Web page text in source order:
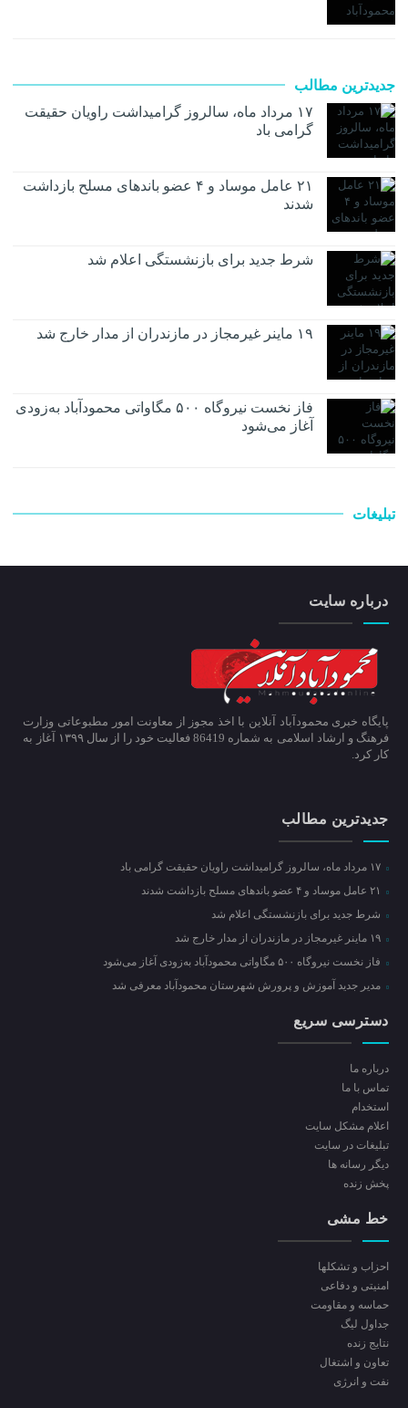
جدیدترین مطالب
۱۷ مرداد ماه، سالروز گرامیداشت راویان حقیقت
گرامی باد
۲۱ عامل موساد و ۴ عضو باند‌های مسلح بازداشت
شدند
شرط جدید برای بازنشستگی اعلام شد
۱۹ ماینر غیرمجاز در مازندران از مدار خارج شد
فاز نخست نیروگاه ۵۰۰ مگاواتی محمودآباد به‌زودی
آغاز می‌شود
تبلیغات
درباره سایت
پایگاه خبری محمودآباد آنلاین با اخذ مجوز از معاونت امور مطبوعاتی وزارت
فرهنگ و ارشاد اسلامی به شماره 86419 فعالیت خود را از سال ۱۳۹۹ آغاز به
کار کرد.
جدیدترین مطالب
۱۷ مرداد ماه، سالروز گرامیداشت راویان حقیقت گرامی باد
شرط جدید برای بازنشستگی اعلام شد
۱۹ ماینر غیرمجاز در مازندران از مدار خارج شد
فاز نخست نیروگاه ۵۰۰ مگاواتی محمودآباد به‌زودی آغاز می‌شود
مدیر جدید آموزش و پرورش شهرستان محمودآباد معرفی شد
دسترسی سریع
درباره ما
تماس با ما
استخدام
اعلام مشکل سایت
تبلیغات در سایت
ديگر رسانه ها
پخش زنده
خط مشی
احزاب و تشکلها
امنیتی و دفاعی
حماسه و مقاومت
جداول لیگ
نتایج زنده
تعاون و اشتغال
نفت و انرژی